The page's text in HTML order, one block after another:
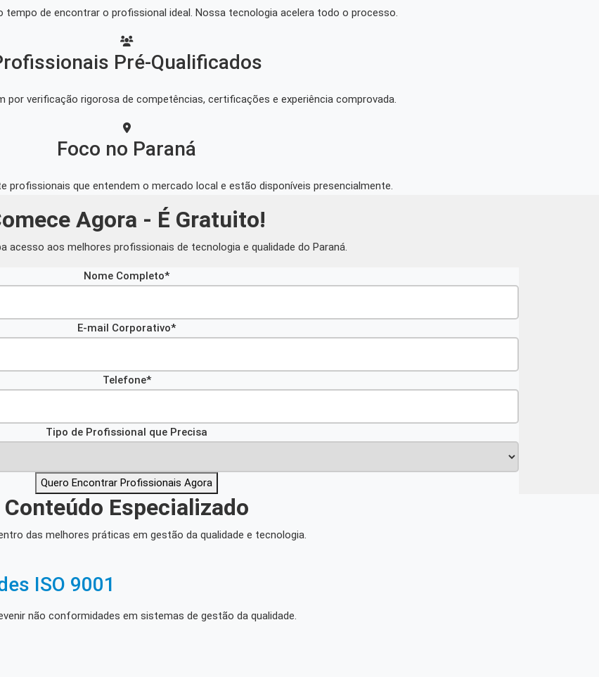
tempo de encontrar o profissional ideal. Nossa tecnologia acelera todo o processo.
Pré-Qualificados
por verificação rigorosa de competências, certificações e experiência comprovada.
Foco no Paraná
profissionais que entendem o mercado local e estão disponíveis presencialmente.
Agora - É Gratuito!
acesso aos melhores profissionais de tecnologia e qualidade do Paraná.
Nome Completo*
E-mail Corporativo*
Telefone*
Tipo de Profissional que Precisa
Quero Encontrar Profissionais Agora
Conteúdo Especializado
das melhores práticas em gestão da qualidade e tecnologia.
ISO 9001
não conformidades em sistemas de gestão da qualidade.